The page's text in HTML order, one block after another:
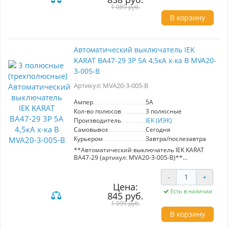
общественных зданий. Номинальный ток –
1 089 руб.
В корзину
Автоматический выключатель IEK
KARAT ВА47-29 3Р 5А 4,5кА х-ка В MVA20-
3-005-B
Артикул: MVA20-3-005-B
Ампер
5A
Кол-во полюсов
3 полюсные
Производитель
IEK (ИЭК)
Самовывоз
Сегодня
Курьером
Завтра/послезавтра
**Автоматический выключатель IEK KARAT
ВА47-29 (артикул: MVA20-3-005-B)**
Этот автоматический выключатель
обеспечивает надежную защиту
распределительных и групповых цепей с
различной нагрузкой. С номинальным током
5A и короткозамыкательной способностью 4,5
кА, модель ВА47-29 идеально подходит для:
Цена:
845 руб.
1 099 руб.
- +
Есть в наличии
В корзину